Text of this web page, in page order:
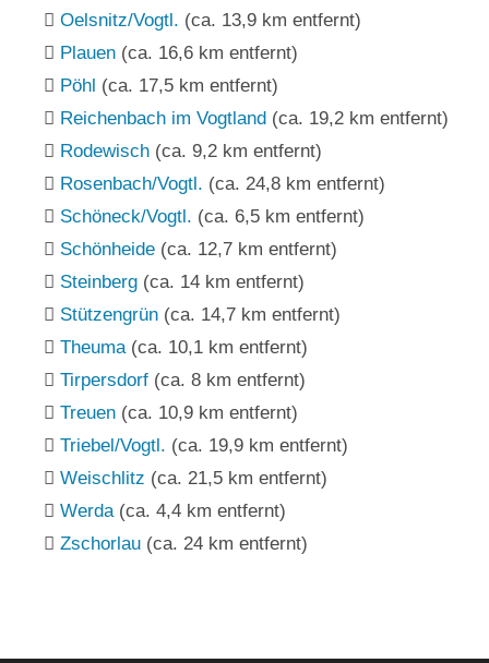
Oelsnitz/Vogtl. (ca. 13,9 km entfernt)
Plauen (ca. 16,6 km entfernt)
Pöhl (ca. 17,5 km entfernt)
Reichenbach im Vogtland (ca. 19,2 km entfernt)
Rodewisch (ca. 9,2 km entfernt)
Rosenbach/Vogtl. (ca. 24,8 km entfernt)
Schöneck/Vogtl. (ca. 6,5 km entfernt)
Schönheide (ca. 12,7 km entfernt)
Steinberg (ca. 14 km entfernt)
Stützengrün (ca. 14,7 km entfernt)
Theuma (ca. 10,1 km entfernt)
Tirpersdorf (ca. 8 km entfernt)
Treuen (ca. 10,9 km entfernt)
Triebel/Vogtl. (ca. 19,9 km entfernt)
Weischlitz (ca. 21,5 km entfernt)
Werda (ca. 4,4 km entfernt)
Zschorlau (ca. 24 km entfernt)